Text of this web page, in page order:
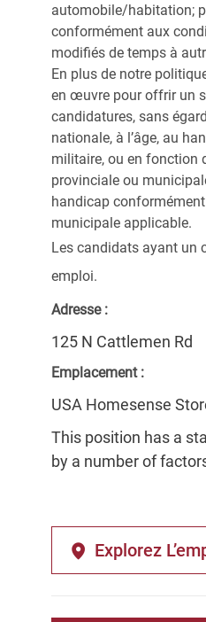
automobile/habitation;
conformément aux
modifiés de temps à
En plus de notre
en œuvre pour offrir un
candidatures, sans
nationale, à l’âge, au
militaire, ou en fonction
provinciale ou
handicap
municipale applicable.
Les candidats ayant un
emploi.
Adresse :
125 N Cattlemen Rd
Emplacement :
USA Homesense
This position has a
by a number of
Explorez